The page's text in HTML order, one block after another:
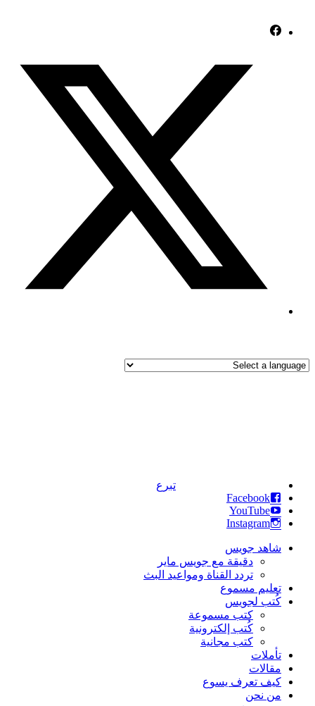
تبرع
Facebook
YouTube
Instagram
شاهد جويس
دقيقة مع جويس ماير
تردد القناة ومواعيد البث
تعليم مسموع
كُتب لجويس
كتب مسموعة
كُتب إلكترونية
كتب مجانية
تأملات
مقالات
كيف تعرف يسوع
من نحن